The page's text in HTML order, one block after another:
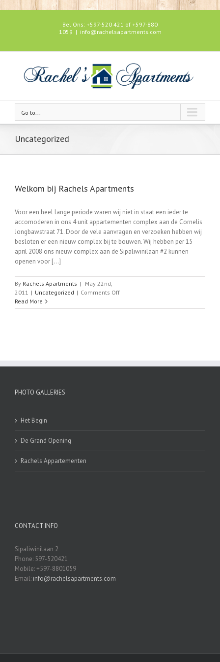
sıcak sohbet rokettube iş fikirleri
Bel Ons: +597-520 421 of +597-880
1059 | info@rachelsapartments.com
Go to...
Uncategorized
Welkom bij Rachels Apartments
Voor een heel lange periode waren wij niet in staat een ieder te
accomoderen in ons 4 unit appartementen complex aan de Cornelis
Jongbawstraat 71. Door de vele aanvragen en verzoeken hebben wij
besloten er een nieuw complex bij te bouwen. Wij hebben per 15
april 2008 ons nieuw complex aan de Sipaliwinilaan #2 kunnen
openen voor [...]
By Rachels Apartments |
May 22nd,
2011 | Uncategorized | Comments Offon
bij
Read More
PHOTO GALLERIES
Het Begin
De Grand Opening
Rachels Appartementen
CONTACT INFO
Sipaliwinilaan 2
Phone: 597-520421
Mobile: +597-8801059
Email: info@rachelsapartments.com